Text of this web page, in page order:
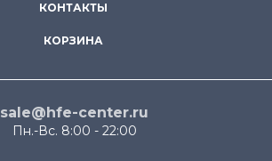
КОНТАКТЫ
КОРЗИНА
sale@hfe-center.ru
Пн.-Вс. 8:00 - 22:00